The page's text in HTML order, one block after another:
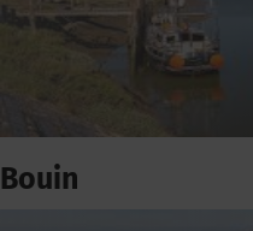
Bouin